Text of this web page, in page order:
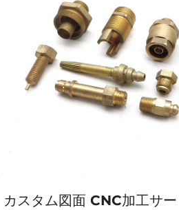
カスタム図面 CNC加工サ